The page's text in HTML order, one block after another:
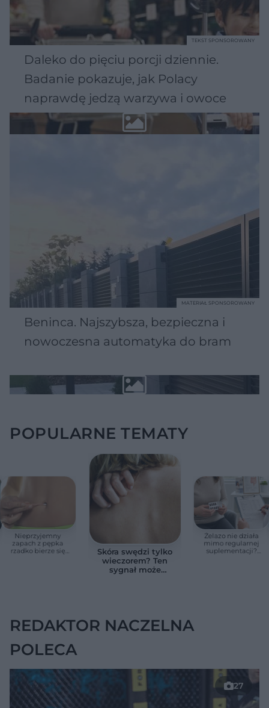
Daleko do pięciu porcji dziennie.
Badanie pokazuje, jak Polacy
naprawdę jedzą warzywa i owoce
TEKST SPONSOROWANY
Beninca. Najszybsza, bezpieczna i
nowoczesna automatyka do bram
MATERIAŁ SPONSOROWANY
POPULARNE TEMATY
Nieprzyjemny
zapach z pępka
rzadko bierze się
Skóra swędzi tylko
wieczorem? Ten
sygnał może
Żelazo nie działa
mimo regularnej
suplementacji?
REDAKTOR NACZELNA
POLECA
27